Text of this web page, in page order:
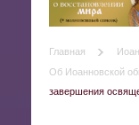
Главная
Об Иоанновской
завершения